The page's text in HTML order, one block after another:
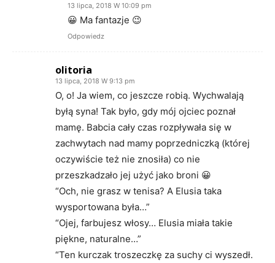
13 lipca, 2018 W 10:09 pm
😀 Ma fantazje 😉
Odpowiedz
olitoria
13 lipca, 2018 W 9:13 pm
O, o! Ja wiem, co jeszcze robią. Wychwalają
byłą syna! Tak było, gdy mój ojciec poznał
mamę. Babcia cały czas rozpływała się w
zachwytach nad mamy poprzedniczką (której
oczywiście też nie znosiła) co nie
przeszkadzało jej użyć jako broni 😀
“Och, nie grasz w tenisa? A Elusia taka
wysportowana była…”
“Ojej, farbujesz włosy… Elusia miała takie
piękne, naturalne…”
“Ten kurczak troszeczkę za suchy ci wyszedł.